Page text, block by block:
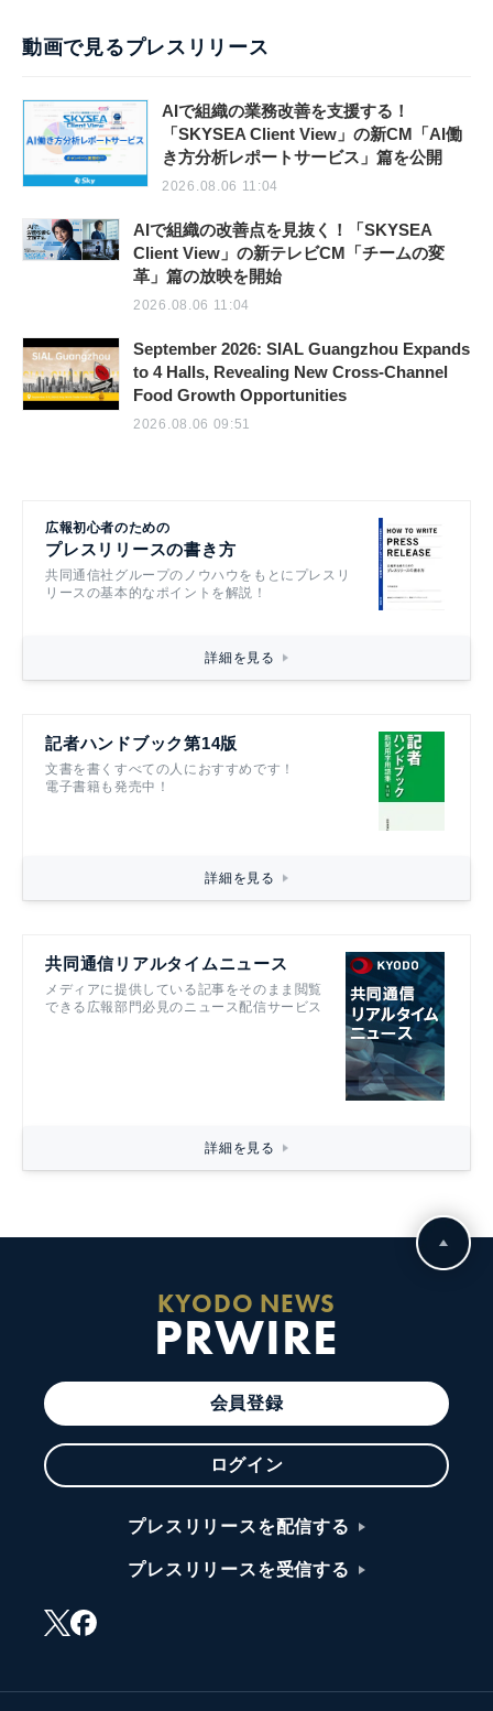
動画で見るプレスリリース
AIで組織の業務改善を支援する！
「SKYSEA Client View」の新CM「AI働
き方分析レポートサービス」篇を公開
2026.08.06 11:04
AIで組織の改善点を見抜く！「SKYSEA
Client View」の新テレビCM「チームの変
革」篇の放映を開始
2026.08.06 11:04
September 2026: SIAL Guangzhou Expands
to 4 Halls, Revealing New Cross-Channel
Food Growth Opportunities
2026.08.06 09:51
広報初心者のための
プレスリリースの書き方
共同通信社グループのノウハウをもとにプレスリ
リースの基本的なポイントを解説！
詳細を見る
記者ハンドブック第14版
文書を書くすべての人におすすめです！
電子書籍も発売中！
詳細を見る
共同通信リアルタイムニュース
メディアに提供している記事をそのまま閲覧
できる広報部門必見のニュース配信サービス
詳細を見る
KYODO NEWS
PRWIRE
会員登録
ログイン
プレスリリースを配信する
プレスリリースを受信する